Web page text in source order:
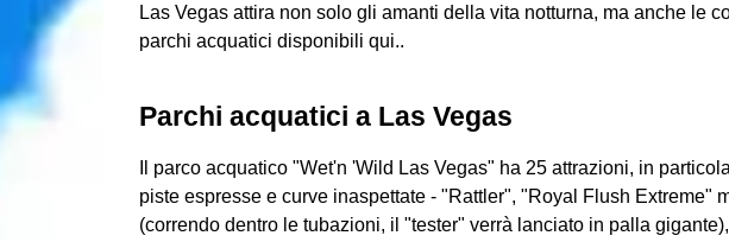
Las Vegas attira non solo gli amanti della vita notturna, ma anche le
parchi acquatici disponibili qui..
Parchi acquatici a Las Vegas
Il parco acquatico "Wet'n 'Wild Las Vegas" ha 25 attrazioni, in
piste espresse e curve inaspettate - "Rattler", "Royal Flush Extreme"
(correndo dentro le tubazioni, il "tester" verrà lanciato in palla